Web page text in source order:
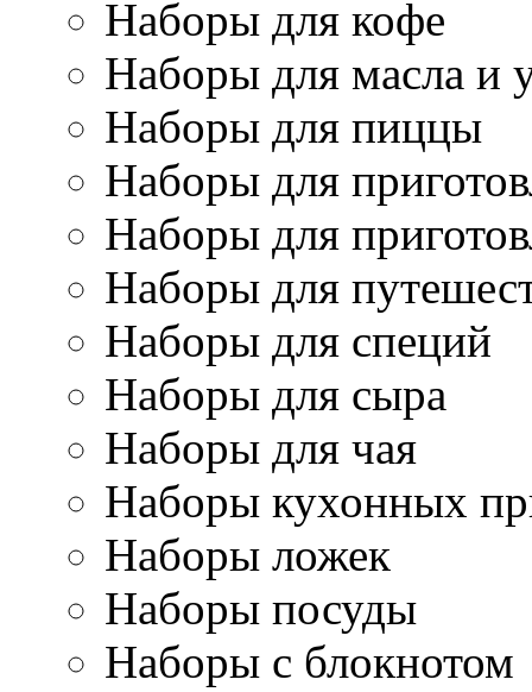
Наборы для кофе
Наборы для масла и
Наборы для пиццы
Наборы для
Наборы для
Наборы для
Наборы для специй
Наборы для сыра
Наборы для чая
Наборы кухонных
Наборы ложек
Наборы посуды
Наборы с блокнотом